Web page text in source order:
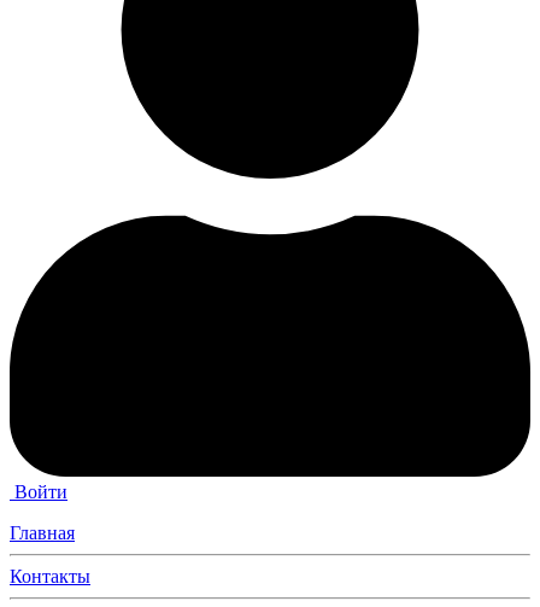
Войти
Главная
Контакты